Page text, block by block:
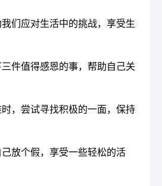
们应对生活中的挑战，享受生
件值得感恩的事，帮助自己关
，尝试寻找积极的一面，保持
放个假，享受一些轻松的活